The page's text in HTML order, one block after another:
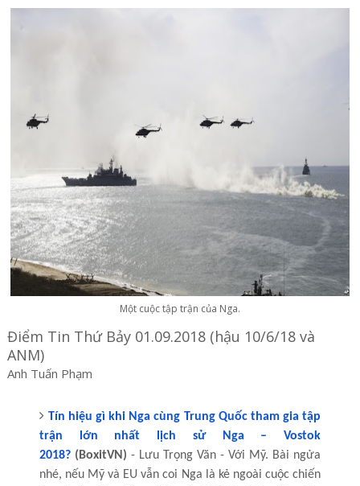
Một cuộc tập trận của Nga.
Điểm Tin Thứ Bảy 01.09.2018 (hậu 10/6/18 và
ANM)
Anh Tuấn Phạm
Tín hiệu gì khi Nga cùng Trung Quốc tham gia tập
trận lớn nhất lịch sử Nga – Vostok
2018?(BoxitVN) - Lưu Trọng Văn - Với Mỹ. Bài ngửa
nhé, nếu Mỹ và EU vẫn coi Nga là kẻ ngoài cuộc chiến